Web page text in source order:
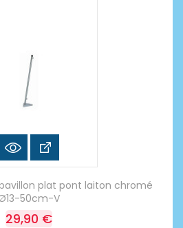
pavillon plat pont laiton chromé
50cm-V
29,90 €